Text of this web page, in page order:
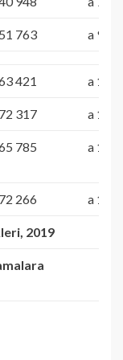
763 a 9
421 a 11
317 a 12
785 a 16
266 a 18
2019